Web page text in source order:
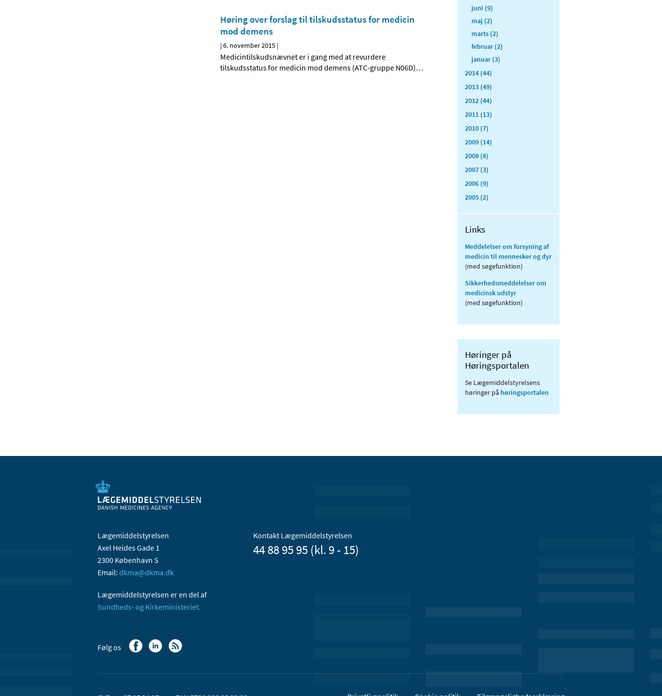
Høring over forslag til tilskudsstatus for medicin
mod demens
|6. november 2015 |
Medicintilskudsnævnet er i gang med at revurdere
tilskudsstatus for medicin mod demens (ATC-gruppe N06D)…
juni (9)
maj (2)
marts (2)
februar (2)
januar (3)
2014 (44)
2013 (49)
2012 (44)
2011 (13)
2010 (7)
2009 (14)
2008 (8)
2007 (3)
2006 (9)
2005 (2)
Links
Meddelelser om forsyning af
medicin til mennesker og dyr
(med søgefunktion)
Sikkerhedsmeddelelser om
medicinsk udstyr
(med søgefunktion)
Høringer på
Høringsportalen
Se Lægemiddelstyrelsens
høringer på høringsportalen
Lægemiddelstyrelsen
Axel Heides Gade 1
2300 København S
Email: dkma@dkma.dk
Lægemiddelstyrelsen er en del af
Sundheds- og Kirkeministeriet.
Kontakt Lægemiddelstyrelsen
44 88 95 95 (kl. 9 - 15)
Følg os